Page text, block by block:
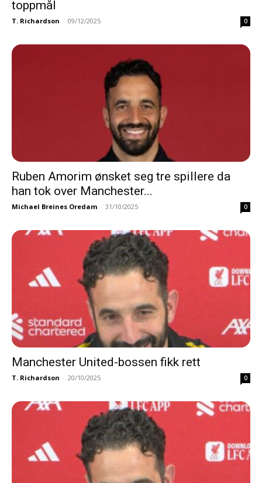
toppmål
T. Richardson - 09/12/2025 0
Ruben Amorim ønsket seg tre spillere da
han tok over Manchester...
Michael Breines Oredam - 31/10/2025 0
Manchester United-bossen fikk rett
T. Richardson - 20/10/2025 0